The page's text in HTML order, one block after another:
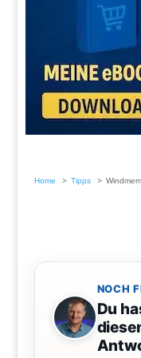
Home Tipps
NOCH
Du